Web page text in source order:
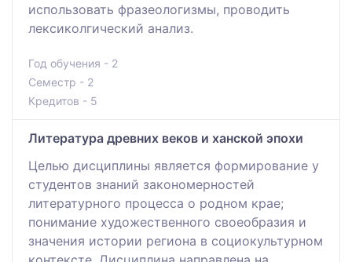
использовать фразеологизмы, проводить
лексиколгический анализ.
Год обучения - 2
Семестр - 2
Кредитов - 5
Литература древних веков и ханской эпохи
Целью дисциплины является формирование у
студентов знаний закономерностей
литературного процесса о родном крае;
понимание художественного своеобразия и
значения истории региона в социокультурном